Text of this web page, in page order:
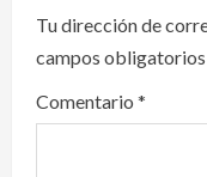
i
g
a
Tu dirección de
campos
Comentario *